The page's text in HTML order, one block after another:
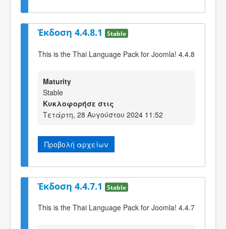
Έκδοση 4.4.8.1 Stable
This is the Thai Language Pack for Joomla! 4.4.8
Maturity
Stable
Κυκλοφορήσε στις
Τετάρτη, 28 Αυγούστου 2024 11:52
Προβολή αρχείων
Έκδοση 4.4.7.1 Stable
This is the Thai Language Pack for Joomla! 4.4.7